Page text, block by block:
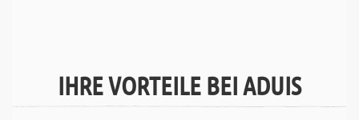
IHRE VORTEILE BEI ADUIS